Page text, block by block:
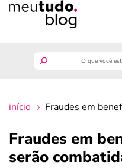
finanças
início Fraudes em
Fraudes em
serão